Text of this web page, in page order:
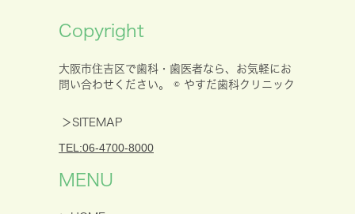
Copyright
大阪市住吉区で歯科・歯医者なら、お気軽にお
問い合わせください。 © やすだ歯科クリニック
＞SITEMAP
TEL:06-4700-8000
MENU